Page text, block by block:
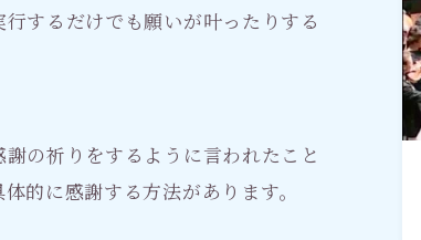
するだけでも願いが叶ったりする
の祈りをするように言われたこと
的に感謝する方法があります。